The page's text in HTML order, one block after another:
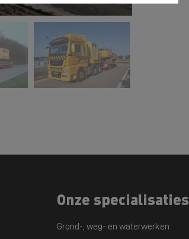
Onze specialisaties
Grond-, weg- en waterwerken